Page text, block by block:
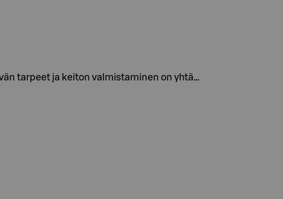
tarpeet ja keiton valmistaminen on yhtä…